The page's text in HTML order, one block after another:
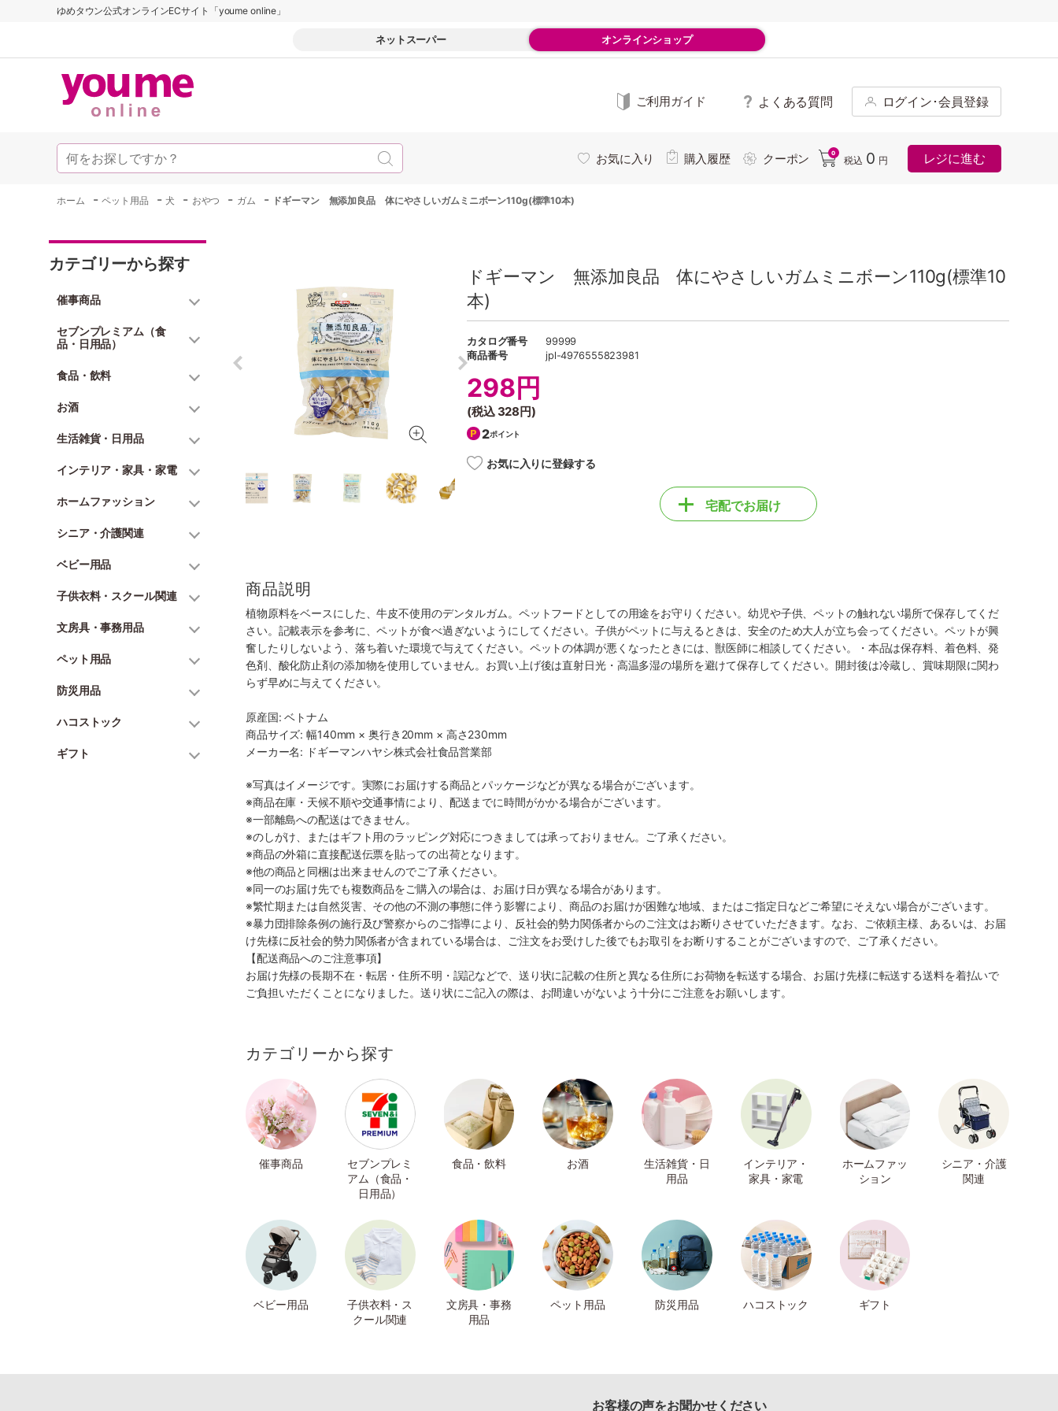
ゆめタウン公式オンラインECサイト「youme online」
ネットスーパー オンラインショップ
ご利用ガイド よくある質問 ログイン･会員登録
お気に入り 購入履歴 クーポン 0
税込 0 円 レジに進む
ホーム -ペット用品 -犬 - おやつ - ガム - ドギーマン 無添加良品 体にやさしいガムミニボーン110g(標準10本)
カテゴリーから探す
催事商品
セブンプレミアム（食
品・日用品）
食品・飲料
お酒
生活雑貨・日用品
インテリア・家具・家電
ホームファッション
シニア・介護関連
ベビー用品
子供衣料・スクール関連
文房具・事務用品
ペット用品
防災用品
ハコストック
ギフト
ドギーマン 無添加良品 体にやさしいガムミニボーン110g(標準10
本)
カタログ番号
99999
商品番号
jpl-4976555823981
298円
(税込 328円)
2ポイント
お気に入りに登録する
宅配でお届け
商品説明
植物原料をベースにした、牛皮不使用のデンタルガム。ペットフードとしての用途をお守りください。幼児や子供、ペットの触れない場所で保存してくだ
さい。記載表示を参考に、ペットが食べ過ぎないようにしてください。子供がペットに与えるときは、安全のため大人が立ち会ってください。ペットが興
奮したりしないよう、落ち着いた環境で与えてください。ペットの体調が悪くなったときには、獣医師に相談してください。・本品は保存料、着色料、発
色剤、酸化防止剤の添加物を使用していません。お買い上げ後は直射日光・高温多湿の場所を避けて保存してください。開封後は冷蔵し、賞味期限に関わ
らず早めに与えてください。
原産国: ベトナム
商品サイズ: 幅140mm × 奥行き20mm × 高さ230mm
メーカー名: ドギーマンハヤシ株式会社食品営業部
※写真はイメージです。実際にお届けする商品とパッケージなどが異なる場合がございます。
※商品在庫・天候不順や交通事情により、配送までに時間がかかる場合がございます。
※一部離島への配送はできません。
※のしがけ、またはギフト用のラッピング対応につきましては承っておりません。ご了承ください。
※商品の外箱に直接配送伝票を貼っての出荷となります。
※他の商品と同梱は出来ませんのでご了承ください。
※同一のお届け先でも複数商品をご購入の場合は、お届け日が異なる場合があります。
※繁忙期または自然災害、その他の不測の事態に伴う影響により、商品のお届けが困難な地域、またはご指定日などご希望にそえない場合がございます。
※暴力団排除条例の施行及び警察からのご指導により、反社会的勢力関係者からのご注文はお断りさせていただきます。なお、ご依頼主様、あるいは、お届
け先様に反社会的勢力関係者が含まれている場合は、ご注文をお受けした後でもお取引をお断りすることがございますので、ご了承ください。
【配送商品へのご注意事項】
お届け先様の長期不在・転居・住所不明・誤記などで、送り状に記載の住所と異なる住所にお荷物を転送する場合、お届け先様に転送する送料を着払いで
ご負担いただくことになりました。送り状にご記入の際は、お間違いがないよう十分にご注意をお願いします。
カテゴリーから探す
催事商品
セブンプレミ
アム（食品・
日用品）
食品・飲料 お酒
生活雑貨・日
用品
インテリア・
家具・家電
ホームファッ
ション
シニア・介護
関連
ベビー用品
子供衣料・ス
クール関連
文房具・事務
用品
ペット用品 防災用品 ハコストック ギフト
お客様の声をお聞かせください